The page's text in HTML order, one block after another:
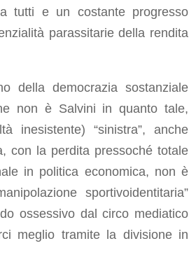
tutti e un costante progresso
parassitarie della rendita
della democrazia sostanziale
non è Salvini in quanto tale,
inesistente) “sinistra”, anche
con la perdita pressoché totale
in politica economica, non è
sportivoidentitaria”
ossessivo dal circo mediatico
meglio tramite la divisione in